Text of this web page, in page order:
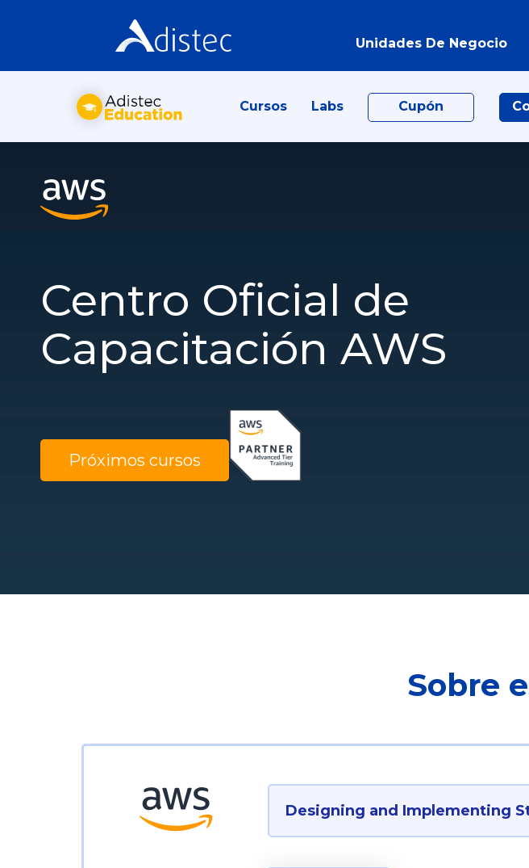
Unidades De Negocio
Cursos Labs Cupón
Centro Oficial de
Capacitación AWS
Próximos cursos
Sobre
Designing and Implementing